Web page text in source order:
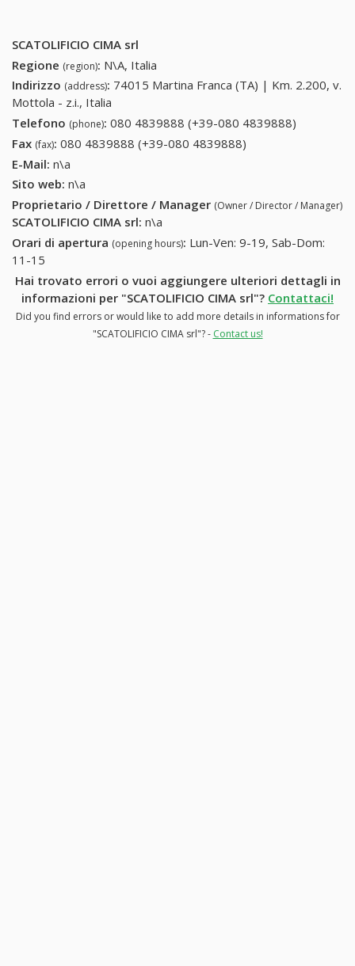
SCATOLIFICIO CIMA srl
Regione (region): N\A, Italia
Indirizzo (address): 74015 Martina Franca (TA) | Km. 2.200, v.
Mottola - z.i., Italia
Telefono (phone): 080 4839888 (+39-080 4839888)
Fax (fax): 080 4839888 (+39-080 4839888)
E-Mail: n\a
Sito web: n\a
Proprietario / Direttore / Manager (Owner / Director / Manager)
SCATOLIFICIO CIMA srl: n\a
Orari di apertura (opening hours): Lun-Ven: 9-19, Sab-Dom:
11-15
Hai trovato errori o vuoi aggiungere ulteriori dettagli in
informazioni per "SCATOLIFICIO CIMA srl"? Contattaci!
Did you find errors or would like to add more details in informations for
"SCATOLIFICIO CIMA srl"? - Contact us!